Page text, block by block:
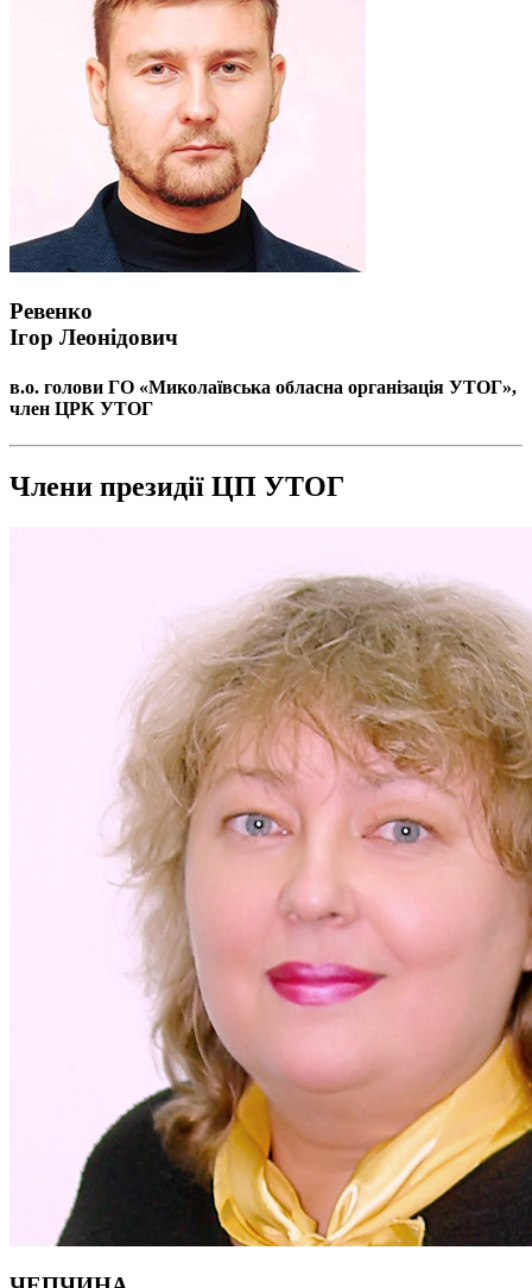
Ревенко
Ігор Леонідович
в.о. голови ГО «Миколаївська обласна організація УТОГ»,
член ЦРК УТОГ
Члени президії ЦП УТОГ